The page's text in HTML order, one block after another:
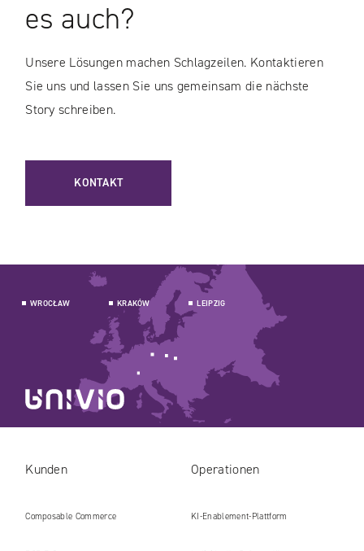
es auch?
Unsere Lösungen machen Schlagzeilen. Kontaktieren
Sie uns und lassen Sie uns gemeinsam die nächste
Story schreiben.
KONTAKT
WROCŁAW KRAKÓW LEIPZIG
Kunden
Composable Commerce
Operationen
KI-Enablement-Plattform